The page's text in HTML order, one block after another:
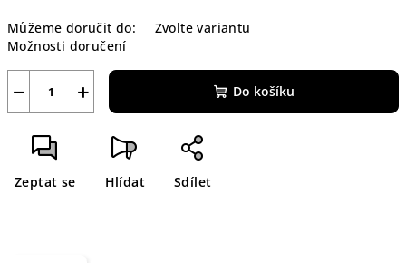
cena:
Můžeme doručit do:
Zvolte variantu
Možnosti doručení
+
− Do košíku
Zeptat se Hlídat Sdílet